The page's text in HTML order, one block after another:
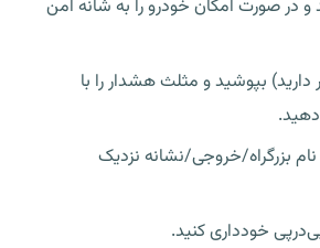
و در صورت امکان خودرو را به شانه امن
بپوشید و مثلث هشدار را با
بزرگراه/خروجی/نشانه نزدیک
خودداری کنید.